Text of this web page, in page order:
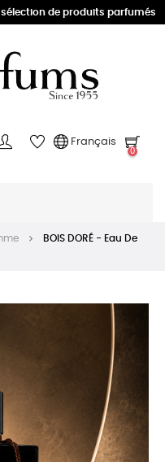
de produits parfumés
Français
0
BOIS DORÉ - Eau De